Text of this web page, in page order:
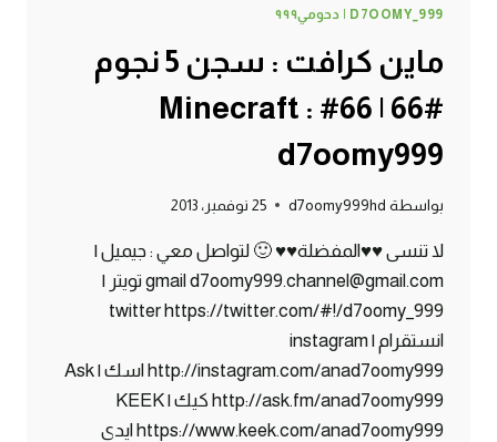
D7OOMY_999 | دحومي٩٩٩
ماين كرافت : سجن 5 نجوم
#66 | 66# Minecraft :
d7oomy999
بواسطة d7oomy999hd 25 نوفمبر، 2013
لا تنسى ♥♥المفضلة♥♥ 🙂 لتواصل معي : جيميل |
gmail d7oomy999.channel@gmail.com تويتر |
twitter https://twitter.com/#!/d7oomy_999
انستقرام | instagram
http://instagram.com/anad7oomy999 اسك | Ask
http://ask.fm/anad7oomy999 كيك | KEEK
https://www.keek.com/anad7oomy999 ايدي